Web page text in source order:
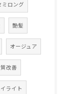
ミロング
艶髪
オージュア
改善
ライト